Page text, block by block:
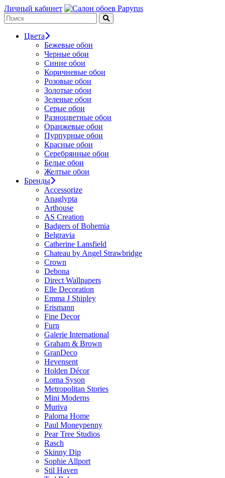
Личный кабинет
Цвета
Бежевые обои
Черные обои
Синие обои
Коричневые обои
Розовые обои
Золотые обои
Зеленые обои
Серые обои
Разноцветные обои
Оранжевые обои
Пурпурные обои
Красные обои
Серебрянные обои
Белые обои
Желтые обои
Бренды
Accessorize
Anaglypta
Arthouse
AS Creation
Badgers of Bohemia
Belgravia
Catherine Lansfield
Chateau by Angel Strawbridge
Crown
Debona
Direct Wallpapers
Elle Decoration
Emma J Shipley
Erismann
Fine Decor
Furn
Galerie International
Graham & Brown
GranDeco
Hevensent
Holden Décor
Lorna Syson
Metropolitan Stories
Mini Moderns
Muriva
Paloma Home
Paul Moneypenny
Pear Tree Studios
Rasch
Skinny Dip
Sophie Allport
Stil Haven